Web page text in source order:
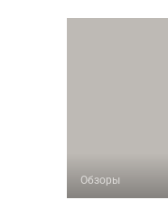
Обзоры